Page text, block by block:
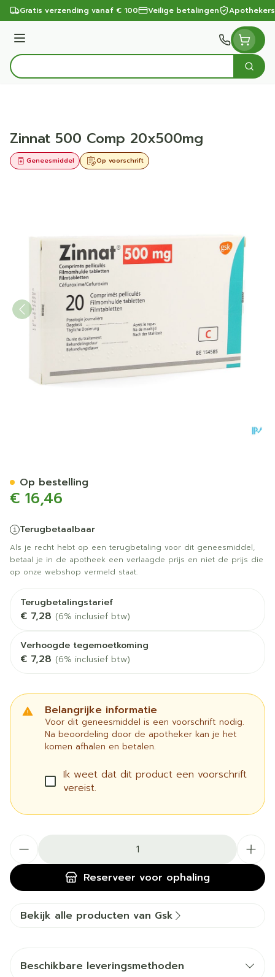
Ga naar de inhoud
Gratis verzending vanaf € 100 Veilige betalingen
Menu
Product, merk, categorie...
Zoek
Zinnat 500 Comp 20x500mg
Op voorschrift
Geneesmiddel
€ 16,46
Terugbetaalbaar
Als je recht hebt op een terugbetaling voor dit geneesmiddel,
betaal je in de apotheek een verlaagde prijs en niet de prijs die
op onze webshop vermeld staat.
Terugbetalingstarief
€ 7,28 (6% inclusief btw)
Verhoogde tegemoetkoming
€ 7,28 (6% inclusief btw)
Belangrijke informatie
Voor dit geneesmiddel is een voorschrift nodig.
Na beoordeling door de apotheker kan je het
komen afhalen en betalen.
Ik weet dat dit product een voorschrift
vereist.
Reserveer voor ophaling
Op bestelling
Bekijk alle producten van Gsk
Beschikbare leveringsmethoden